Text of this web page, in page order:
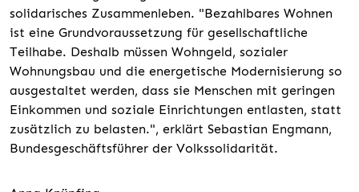
solidarisches Zusammenleben. "Bezahlbares Wohnen
ist eine Grundvoraussetzung für gesellschaftliche
Teilhabe. Deshalb müssen Wohngeld, sozialer
Wohnungsbau und die energetische Modernisierung so
ausgestaltet werden, dass sie Menschen mit geringen
Einkommen und soziale Einrichtungen entlasten, statt
zusätzlich zu belasten.", erklärt Sebastian Engmann,
Bundesgeschäftsführer der Volkssolidarität.